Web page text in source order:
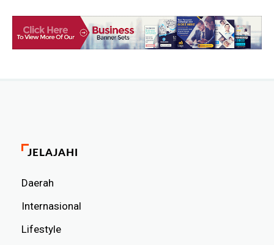
JELAJAHI
Daerah
Internasional
Lifestyle